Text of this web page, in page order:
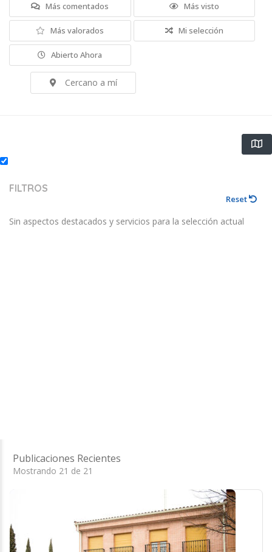
Más comentados Más visto
Más valorados Mi selección
Abierto Ahora
Cercano a mí
FILTROS
Reset
Sin aspectos destacados y servicios para la selección actual
Publicaciones Recientes
Mostrando 21 de 21